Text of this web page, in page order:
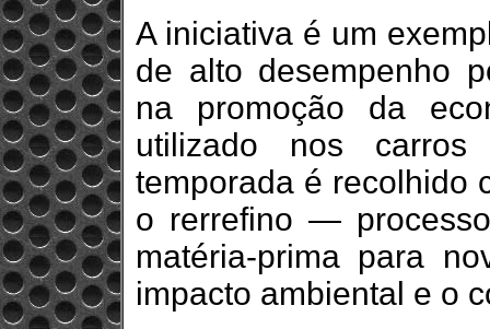
A iniciativa é um
de alto desempenho
na promoção da
utilizado nos
temporada é recolhido
o rerrefino —
matéria-prima para
impacto ambiental e o